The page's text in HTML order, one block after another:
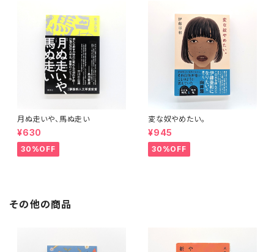
月ぬ走いや、馬ぬ走い
¥630
30%OFF
変な奴やめたい。
¥945
30%OFF
その他の商品